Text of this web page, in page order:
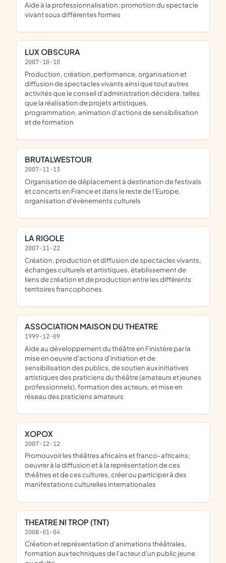
aide à la professionnalisation; promotion du spectacle
vivant sous différentes formes
LUX OBSCURA
2007-10-10
production, création, performance, organisation et
diffusion de spectacles vivants ainsi que tout autres
activités que le conseil d'administration décidera, telles
que la réalisation de projets artistiques,
programmation, animation d'actions de sensibilisation
et de formation
BRUTALWESTOUR
2007-11-13
organisation de déplacement à destination de festivals
et concerts en France et dans le reste de l'Europe,
organisation d'évènements culturels
LA RIGOLE
2007-11-22
création, production et diffusion de spectacles vivants,
échanges culturels et artistiques, établissement de
liens de création et de production entre les différents
territoires francophones
ASSOCIATION MAISON DU THEATRE
1999-12-09
aide au développement du théâtre en Finistère par la
mise en oeuvre d'actions d'initiation et de
sensibilisation des publics, de soutien aux initiatives
artistiques des praticiens du théâtre (amateurs et jeunes
professionnels), formation des acteurs, et mise en
réseau des praticiens amateurs
XOPOX
2007-12-12
promouvoir les théâtres africains et franco-africains;
oeuvrer à la diffusion et à la représentation de ces
théâtres et de ces cultures, créer ou participer à des
manifestations culturelles internationales
THEATRE NI TROP (TNT)
2008-01-04
création et représentation d'animations théâtrales,
formation aux techniques de l'acteur d'un public jeune